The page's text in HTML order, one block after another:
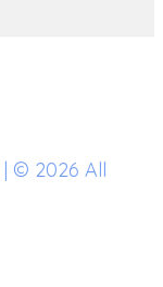
| © 2026 All